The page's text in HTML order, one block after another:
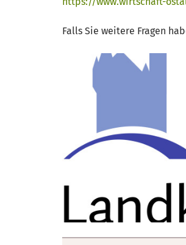
Falls Sie weitere Fragen